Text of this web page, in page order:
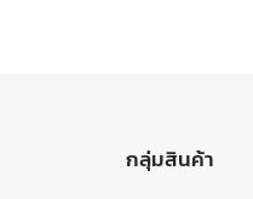
กลุ่มสินค้า